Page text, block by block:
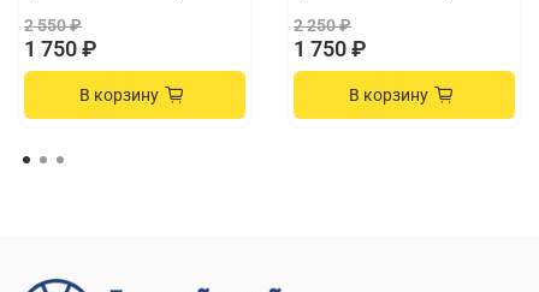
2 550 ₽
1 750 ₽
В корзину
2 250 ₽
1 750 ₽
В корзину